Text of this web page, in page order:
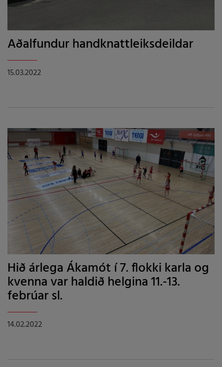
Aðalfundur handknattleiksdeildar
15.03.2022
Hið árlega Ákamót í 7. flokki karla og
kvenna var haldið helgina 11.-13.
febrúar sl.
14.02.2022